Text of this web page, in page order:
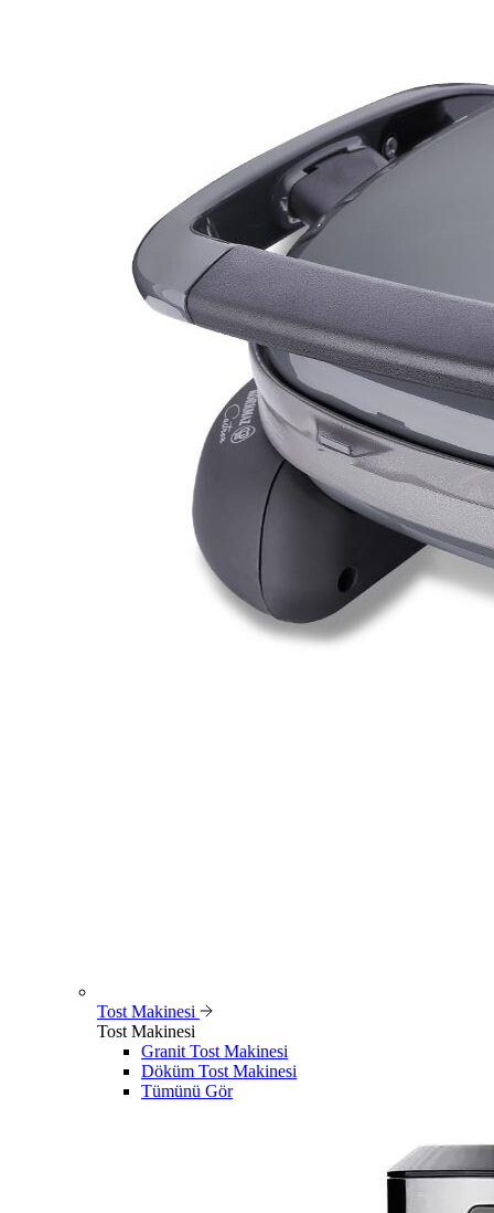
Tost Makinesi
Tost Makinesi
Granit Tost Makinesi
Döküm Tost Makinesi
Tümünü Gör